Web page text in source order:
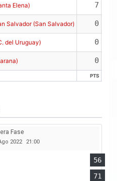
PTS
Elena) 7
Salvador (San Salvador) 0
del Uruguay) 0
0
PTS
Fase
2022 21:00
56
71